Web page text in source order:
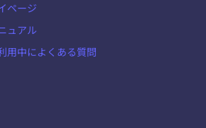
ページ
ュアル
用中によくある質問